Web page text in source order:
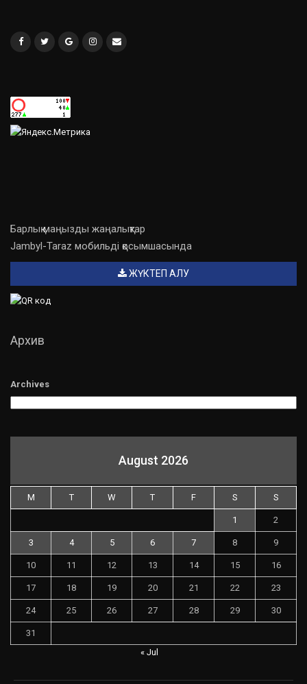
Барлық маңызды жаңалықтар
Jambyl-Taraz мобильді қосымшасында
ЖҮКТЕП АЛУ
Архив
Archives
August 2026
M T W T F S S
1 2
3 4 5 6 7 8 9
10 11 12 13 14 15 16
17 18 19 20 21 22 23
24 25 26 27 28 29 30
31
« Jul